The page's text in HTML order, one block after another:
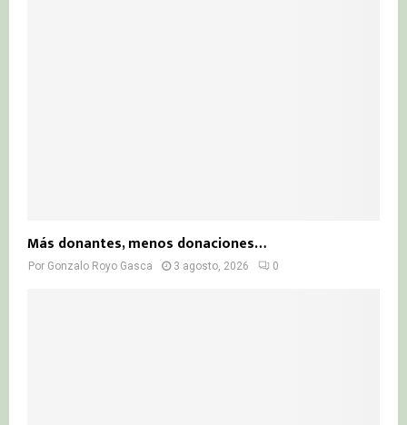
Más donantes, menos donaciones…
Por Gonzalo Royo Gasca 3 agosto, 2026 0